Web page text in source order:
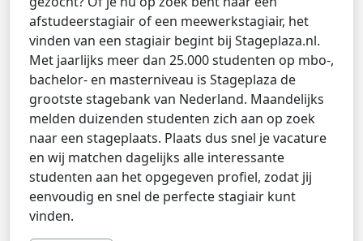
afstudeerstagiair of een meewerkstagiair, het
vinden van een stagiair begint bij Stageplaza.nl.
Met jaarlijks meer dan 25.000 studenten op mbo-,
bachelor- en masterniveau is Stageplaza de
grootste stagebank van Nederland. Maandelijks
melden duizenden studenten zich aan op zoek
naar een stageplaats. Plaats dus snel je vacature
en wij matchen dagelijks alle interessante
studenten aan het opgegeven profiel, zodat jij
eenvoudig en snel de perfecte stagiair kunt
vinden.